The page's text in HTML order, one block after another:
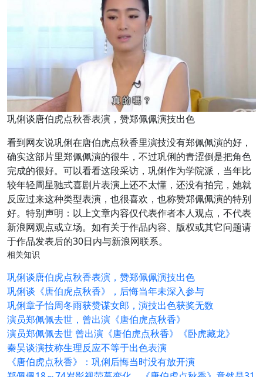
巩俐谈唐伯虎点秋香表演，赞郑佩佩演技出色
看到网友说巩俐在唐伯虎点秋香里演技没有郑佩佩演的好，
确实这部片里郑佩佩演的很牛，不过巩俐的青涩倒是把角色
完成的很好。可以看看这段采访，巩俐作为学院派，当年比
较年轻周星驰式喜剧片表演上还不太懂，还没有拍完，她就
反应过来这种类型表演，也很喜欢，也称赞郑佩佩演的特别
好。特别声明：以上文章内容仅代表作者本人观点，不代表
新浪网观点或立场。如有关于作品内容、版权或其它问题请
于作品发表后的30日内与新浪网联系。
相关知识
巩俐谈唐伯虎点秋香表演，赞郑佩佩演技出色
巩俐谈《唐伯虎点秋香》，后悔当年未深入参与
巩俐章子怡周冬雨获赞谋女郎，演技出色获奖无数
演员郑佩佩去世，曾出演《唐伯虎点秋香》
演员郑佩佩去世 曾出演《唐伯虎点秋香》《卧虎藏龙》
秦昊谈演技称生理反应不等于出色表演
《唐伯虎点秋香》：巩俐后悔当时没有放开演